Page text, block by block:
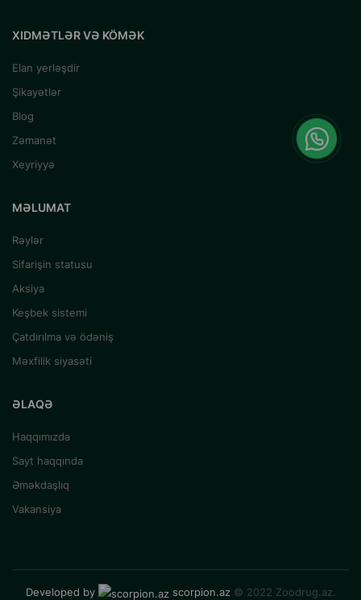
XIDMƏTLƏR VƏ KÖMƏK
Elan yerləşdir
Şikayətlər
Blog
Zəmanət
Xeyriyyə
MƏLUMAT
Rəylər
Sifarişin statusu
Aksiya
Keşbek sistemi
Çatdırılma və ödəniş
Məxfilik siyasəti
ƏLAQƏ
Haqqımızda
Sayt haqqında
Əməkdaşlıq
Vakansiya
Developed by scorpion.az © 2022 Zoodrug.az.